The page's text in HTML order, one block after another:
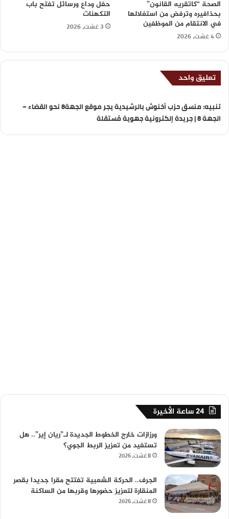
الصحة “كاتقريه القانون”
بحذافيره وترفض من استغلالها
في الانتقام من الموظفين
4 غشت، 2026
حفل وداع ورسائل تفتح باب
التكهنات
3 غشت، 2026
تعليق واحد
تنبيه:
منسق حزب أخنوش بالرشيدية يجر موقع الجهة8 نحو القضاء –
الجهة 8 | جريدة إلكترونية جهوية مُستقلة
24 ساعة الأخيرة
ورزازات خارج الخطوط الجديدة لـ”ريان إير”.. هل
تستفيد من تعزيز الربط الجوي؟
8 غشت، 2026
الجرف.. الحركة الشعبية تفتتح مقرا جديدا بقصر
المنقارة لتعزيز حضورها وقربها من الساكنة
8 غشت، 2026